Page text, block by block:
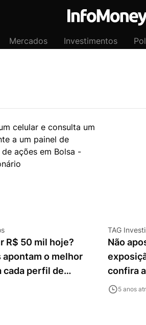
Mercados Investimentos
R$ 50 mil hoje?
apontam o melhor
cada perfil de
TAG
Não
confira
gestores
5 anos